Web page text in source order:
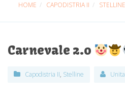
HOME CAPODISTRIA II STELLINE
Carnevale 2.0
Capodistria II, Stelline